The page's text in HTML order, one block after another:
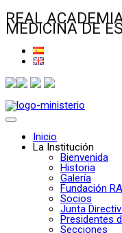
REAL
MEDICINA DE
Inicio
La Institución
Bienvenida
Historia
Galería
Fundación
Socios
Junta
Presidentes
Secciones